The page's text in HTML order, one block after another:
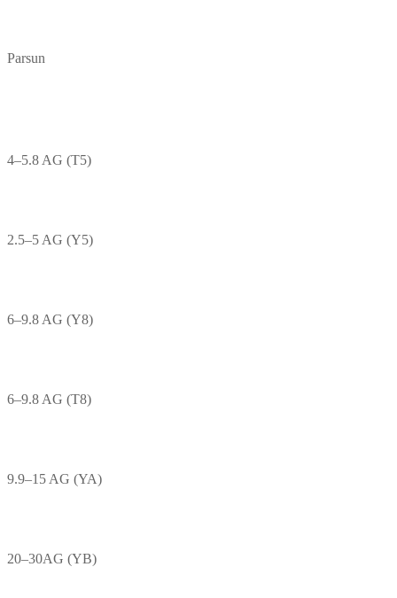
Parsun
4–5.8 AG (T5)
2.5–5 AG (Y5)
6–9.8 AG (Y8)
6–9.8 AG (T8)
9.9–15 AG (YA)
20–30AG (YB)